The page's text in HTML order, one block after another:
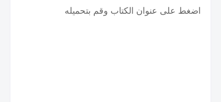
اضغط على عنوان الكتاب وقم بتحميله